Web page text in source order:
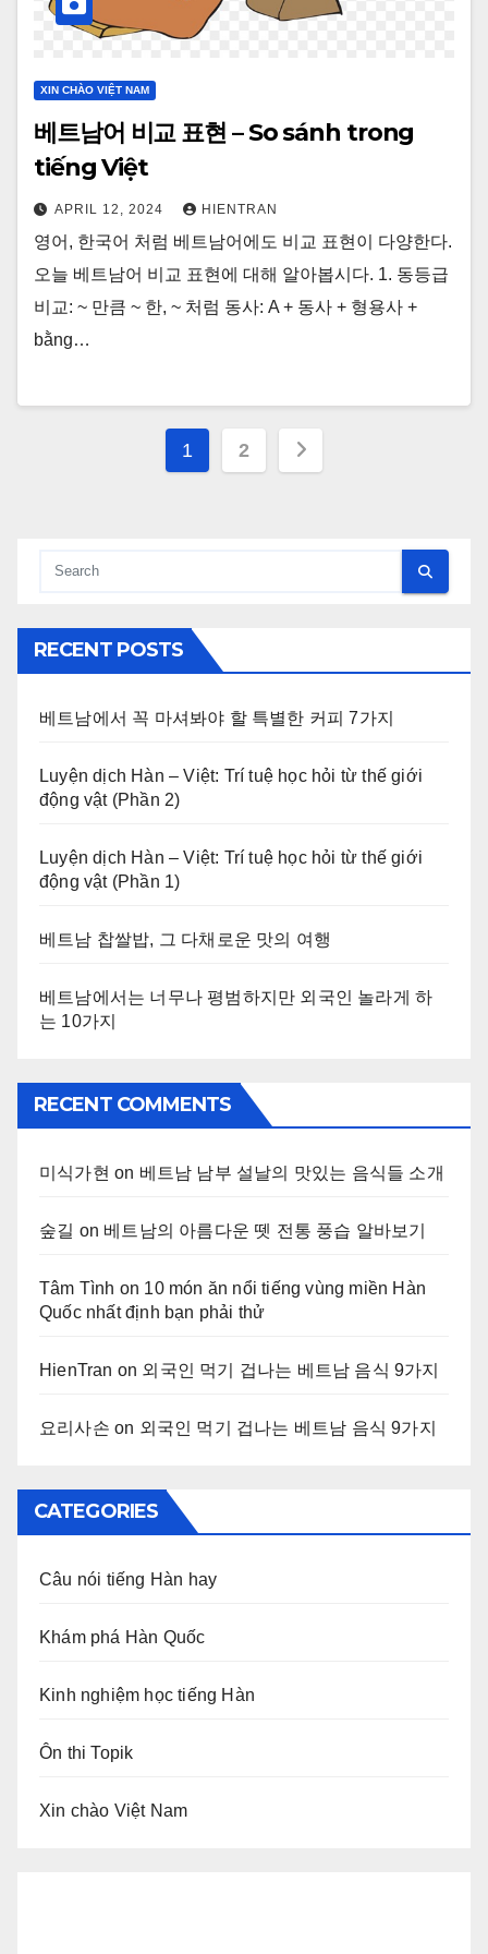
XIN CHÀO VIỆT NAM
베트남어 비교 표현 – So sánh trong
tiếng Việt
APRIL 12, 2024 HIENTRAN
영어, 한국어 처럼 베트남어에도 비교 표현이 다양한다.
오늘 베트남어 비교 표현에 대해 알아봅시다. 1. 동등급
비교: ~ 만큼 ~ 한, ~ 처럼 동사: A + 동사 + 형용사 +
bằng…
Posts
1 2
RECENT POSTS
베트남에서 꼭 마셔봐야 할 특별한 커피 7가지
Luyện dịch Hàn – Việt: Trí tuệ học hỏi từ thế giới
động vật (Phần 2)
Luyện dịch Hàn – Việt: Trí tuệ học hỏi từ thế giới
động vật (Phần 1)
베트남 찹쌀밥, 그 다채로운 맛의 여행
베트남에서는 너무나 평범하지만 외국인 놀라게 하
는 10가지
RECENT COMMENTS
미식가현 on 베트남 남부 설날의 맛있는 음식들 소개
숲길 on 베트남의 아름다운 뗏 전통 풍습 알바보기
Tâm Tình on 10 món ăn nổi tiếng vùng miền Hàn
Quốc nhất định bạn phải thử
HienTran on 외국인 먹기 겁나는 베트남 음식 9가지
요리사손 on 외국인 먹기 겁나는 베트남 음식 9가지
CATEGORIES
Câu nói tiếng Hàn hay
Khám phá Hàn Quốc
Kinh nghiệm học tiếng Hàn
Ôn thi Topik
Xin chào Việt Nam